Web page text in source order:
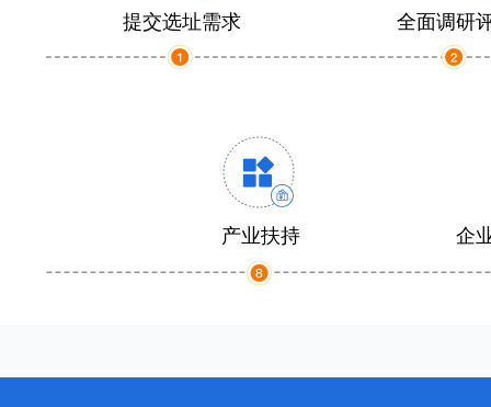
提交选址需求 全面调研
产业扶持 企